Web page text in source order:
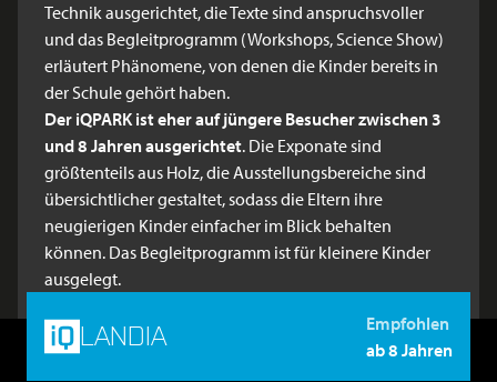
Technik ausgerichtet, die Texte sind anspruchsvoller
und das Begleitprogramm (Workshops, Science Show)
erläutert Phänomene, von denen die Kinder bereits in
der Schule gehört haben.
Der iQPARKist eher auf jüngere Besucher zwischen 3
und 8 Jahren ausgerichtet. Die Exponate sind
größtenteils aus Holz, die Ausstellungsbereiche sind
übersichtlicher gestaltet, sodass die Eltern ihre
neugierigen Kinder einfacher im Blick behalten
können. Das Begleitprogramm ist für kleinere Kinder
ausgelegt.
LANDIA
Empfohlen
ab 8 Jahren